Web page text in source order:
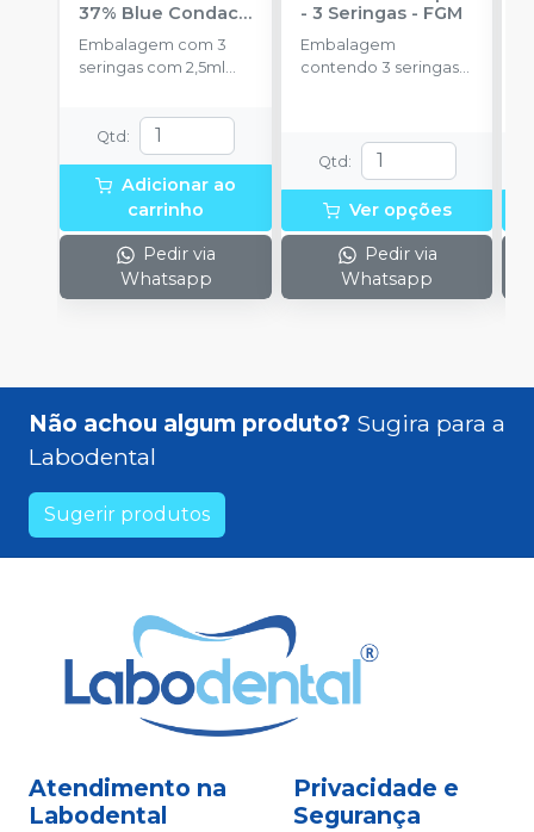
37% Blue Condac-
FGM
Embalagem com 3
seringas com 2,5ml
aplicação.
Qtd:
Adicionar ao
carrinho
Pedir via
Whatsapp
- 3 Seringas- FGM
Embalagem
contendo 3 seringas
Qtd:
Ver opções
Pedir via
Whatsapp
Não achou algum produto? Sugira para a
Labodental
Sugerir produtos
Atendimento na
Labodental
Privacidade e
Segurança